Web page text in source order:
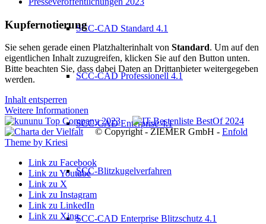
SCC-CAD Standard 4.1
SCC-CAD Professionell 4.1
SCC-CAD Enterprise 4.1
SCC-Blitzkugelverfahren
SCC-CAD Enterprise Blitzschutz 4.1
Kupfernotierung
Sie sehen gerade einen Platzhalterinhalt von Standard. Um auf den
eigentlichen Inhalt zuzugreifen, klicken Sie auf den Button unten.
Bitte beachten Sie, dass dabei Daten an Drittanbieter weitergegeben
werden.
Inhalt entsperren
Weitere Informationen
© Copyright - ZIEMER GmbH - Enfold
Theme by Kriesi
Link zu Facebook
Link zu Youtube
Link zu X
Link zu Instagram
Link zu LinkedIn
Link zu Xing